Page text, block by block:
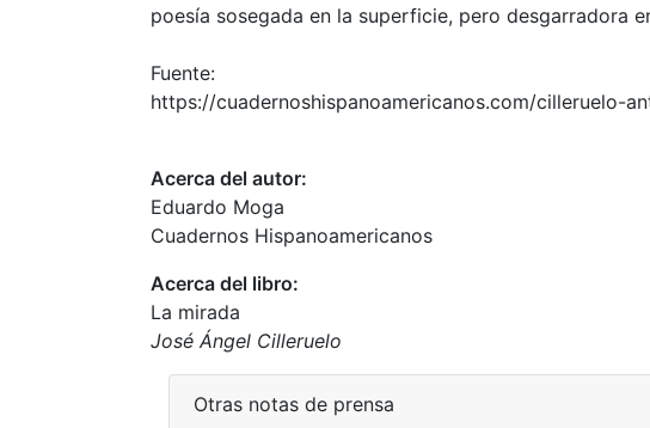
poesía sosegada en la superficie, pero desgarradora
Fuente:
https://cuadernoshispanoamericanos.com/cilleruelo-
Acerca del autor:
Eduardo Moga
Cuadernos Hispanoamericanos
Acerca del libro:
La mirada
José Ángel Cilleruelo
Otras notas de prensa